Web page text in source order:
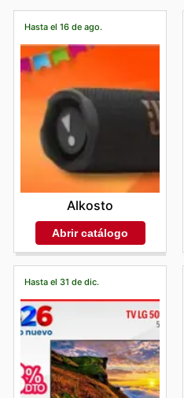
Hasta el 16 de ago.
Alkosto
Abrir catálogo
Hasta el 31 de dic.